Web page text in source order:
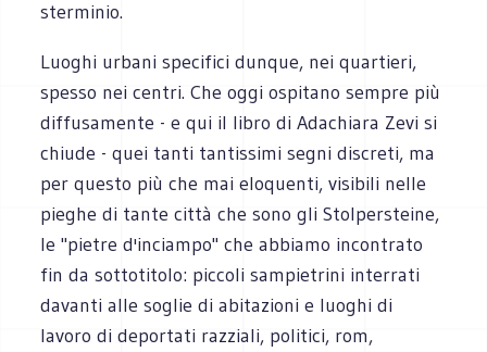
sterminio.
Luoghi urbani specifici dunque, nei quartieri,
spesso nei centri. Che oggi ospitano sempre più
diffusamente - e qui il libro di Adachiara Zevi si
chiude - quei tanti tantissimi segni discreti, ma
per questo più che mai eloquenti, visibili nelle
pieghe di tante città che sono gli Stolpersteine,
le "pietre d'inciampo" che abbiamo incontrato
fin da sottotitolo: piccoli sampietrini interrati
davanti alle soglie di abitazioni e luoghi di
lavoro di deportati razziali, politici, rom,